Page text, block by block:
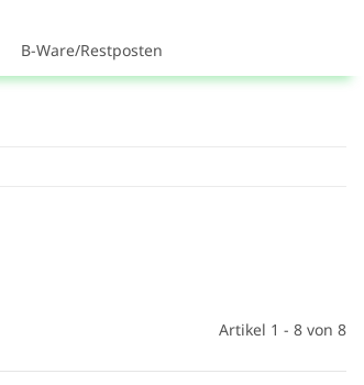
B-Ware/Restposten
Artikel 1 - 8 von 8